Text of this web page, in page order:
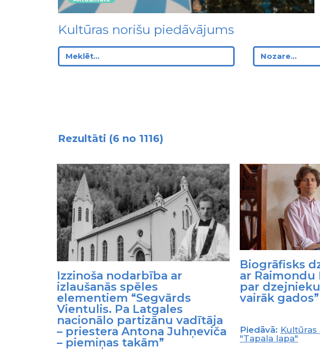
Kultūras norišu piedāvājums
Rezultāti (6 no 1116)
Izzinoša nodarbība ar
izlaušanās spēles
elementiem “Segvārds
Vientulis. Pa Latgales
nacionālo partizānu vadītāja
– priestera Antona Juhņeviča
– piemiņas takām”
Biogrāfisks
ar Raimondu
par
vairāk gados”
Piedāvā:
"Tapala lapa"